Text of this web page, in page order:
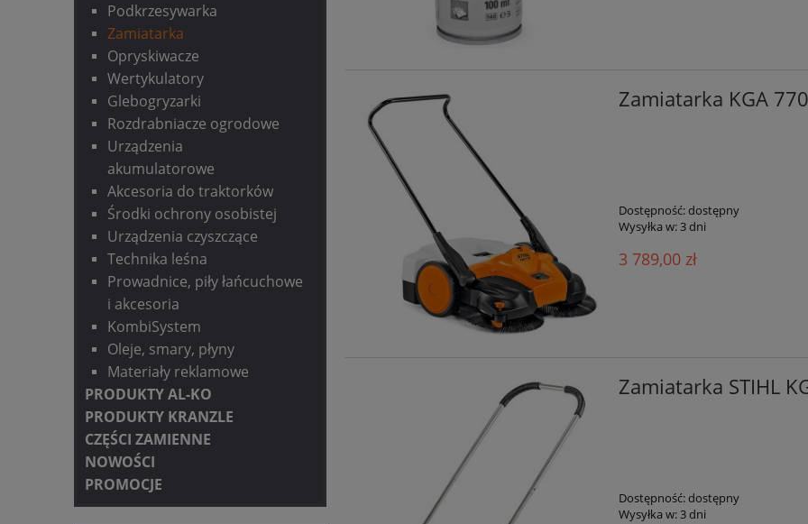
Podkrzesywarka
Zamiatarka
Opryskiwacze
Wertykulatory
Glebogryzarki
Rozdrabniacze ogrodowe
Urządzenia
akumulatorowe
Akcesoria do traktorków
Środki ochrony osobistej
Urządzenia czyszczące
Technika leśna
Prowadnice, piły łańcuchowe
i akcesoria
KombiSystem
Oleje, smary, płyny
Materiały reklamowe
PRODUKTY AL-KO
PRODUKTY KRANZLE
CZĘŚCI ZAMIENNE
NOWOŚCI
PROMOCJE
Zamiatarka KGA
Dostępność:dostępny
Wysyłka w:3 dni
3 789,00 zł
Zamiatarka STIHL
Dostępność:dostępny
Wysyłka w:3 dni